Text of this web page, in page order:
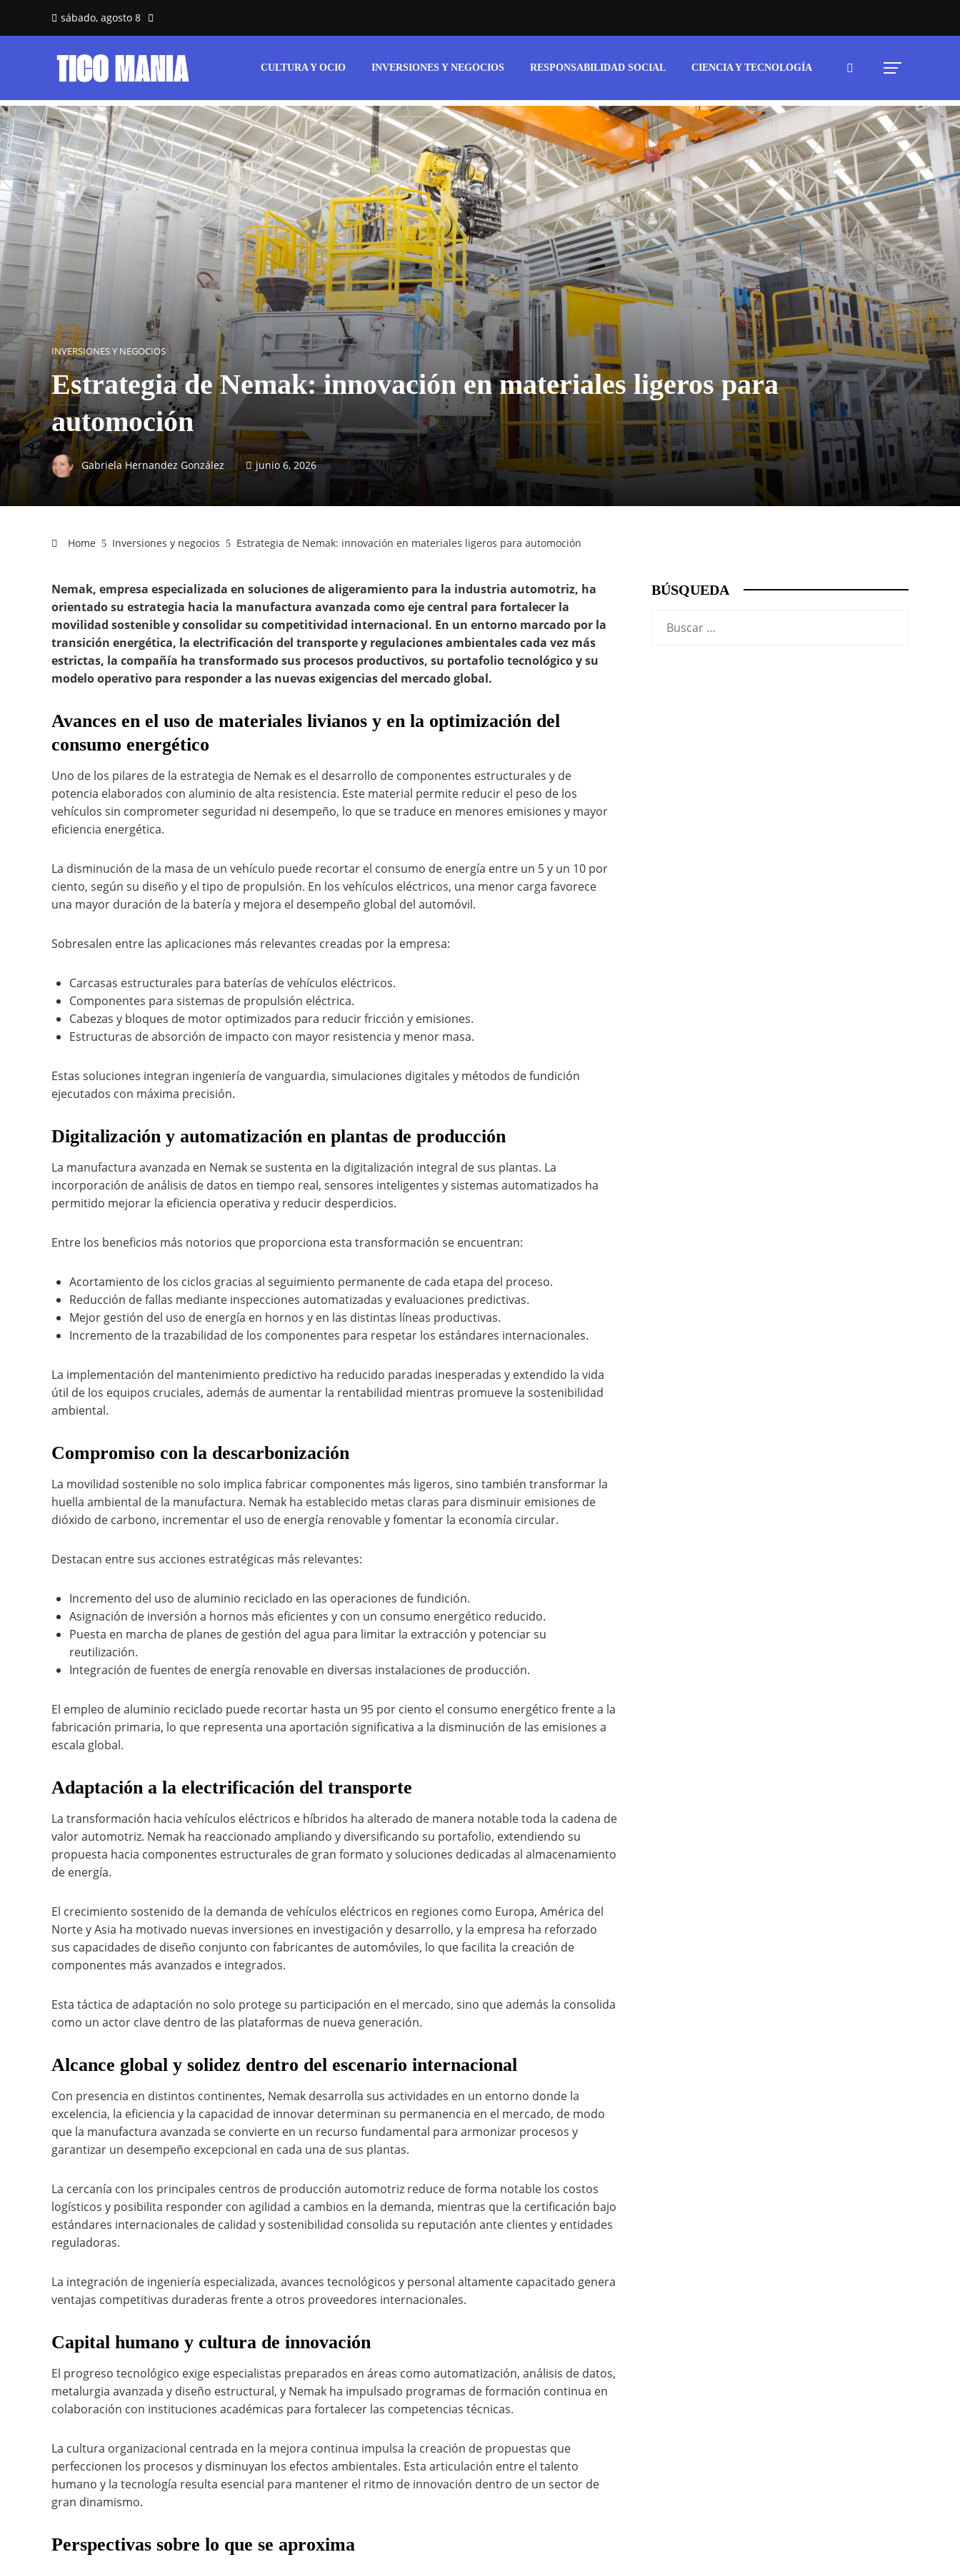
sábado, agosto 8
CULTURA Y OCIO INVERSIONES Y NEGOCIOS RESPONSABILIDAD SOCIAL CIENCIA Y TECNOLOGÍA
INVERSIONES Y NEGOCIOS
Estrategia de Nemak: innovación en materiales ligeros para
automoción
Gabriela Hernandez González junio 6, 2026
Home Inversiones y negocios Estrategia de Nemak: innovación en materiales ligeros para automoción
Nemak, empresa especializada en soluciones de aligeramiento para la industria automotriz, ha
orientado su estrategia hacia la manufactura avanzada como eje central para fortalecer la
movilidad sostenible y consolidar su competitividad internacional. En un entorno marcado por la
transición energética, la electrificación del transporte y regulaciones ambientales cada vez más
estrictas, la compañía ha transformado sus procesos productivos, su portafolio tecnológico y su
modelo operativo para responder a las nuevas exigencias del mercado global.
Avances en el uso de materiales livianos y en la optimización del
consumo energético
Uno de los pilares de la estrategia de Nemak es el desarrollo de componentes estructurales y de
potencia elaborados con aluminio de alta resistencia. Este material permite reducir el peso de los
vehículos sin comprometer seguridad ni desempeño, lo que se traduce en menores emisiones y mayor
eficiencia energética.
La disminución de la masa de un vehículo puede recortar el consumo de energía entre un 5 y un 10 por
ciento, según su diseño y el tipo de propulsión. En los vehículos eléctricos, una menor carga favorece
una mayor duración de la batería y mejora el desempeño global del automóvil.
Sobresalen entre las aplicaciones más relevantes creadas por la empresa:
Carcasas estructurales para baterías de vehículos eléctricos.
Componentes para sistemas de propulsión eléctrica.
Cabezas y bloques de motor optimizados para reducir fricción y emisiones.
Estructuras de absorción de impacto con mayor resistencia y menor masa.
Estas soluciones integran ingeniería de vanguardia, simulaciones digitales y métodos de fundición
ejecutados con máxima precisión.
Digitalización y automatización en plantas de producción
La manufactura avanzada en Nemak se sustenta en la digitalización integral de sus plantas. La
incorporación de análisis de datos en tiempo real, sensores inteligentes y sistemas automatizados ha
permitido mejorar la eficiencia operativa y reducir desperdicios.
Entre los beneficios más notorios que proporciona esta transformación se encuentran:
Acortamiento de los ciclos gracias al seguimiento permanente de cada etapa del proceso.
Reducción de fallas mediante inspecciones automatizadas y evaluaciones predictivas.
Mejor gestión del uso de energía en hornos y en las distintas líneas productivas.
Incremento de la trazabilidad de los componentes para respetar los estándares internacionales.
La implementación del mantenimiento predictivo ha reducido paradas inesperadas y extendido la vida
útil de los equipos cruciales, además de aumentar la rentabilidad mientras promueve la sostenibilidad
ambiental.
Compromiso con la descarbonización
La movilidad sostenible no solo implica fabricar componentes más ligeros, sino también transformar la
huella ambiental de la manufactura. Nemak ha establecido metas claras para disminuir emisiones de
dióxido de carbono, incrementar el uso de energía renovable y fomentar la economía circular.
Destacan entre sus acciones estratégicas más relevantes:
Incremento del uso de aluminio reciclado en las operaciones de fundición.
Asignación de inversión a hornos más eficientes y con un consumo energético reducido.
Puesta en marcha de planes de gestión del agua para limitar la extracción y potenciar su
reutilización.
Integración de fuentes de energía renovable en diversas instalaciones de producción.
El empleo de aluminio reciclado puede recortar hasta un 95 por ciento el consumo energético frente a la
fabricación primaria, lo que representa una aportación significativa a la disminución de las emisiones a
escala global.
Adaptación a la electrificación del transporte
La transformación hacia vehículos eléctricos e híbridos ha alterado de manera notable toda la cadena de
valor automotriz. Nemak ha reaccionado ampliando y diversificando su portafolio, extendiendo su
propuesta hacia componentes estructurales de gran formato y soluciones dedicadas al almacenamiento
de energía.
El crecimiento sostenido de la demanda de vehículos eléctricos en regiones como Europa, América del
Norte y Asia ha motivado nuevas inversiones en investigación y desarrollo, y la empresa ha reforzado
sus capacidades de diseño conjunto con fabricantes de automóviles, lo que facilita la creación de
componentes más avanzados e integrados.
Esta táctica de adaptación no solo protege su participación en el mercado, sino que además la consolida
como un actor clave dentro de las plataformas de nueva generación.
Alcance global y solidez dentro del escenario internacional
Con presencia en distintos continentes, Nemak desarrolla sus actividades en un entorno donde la
excelencia, la eficiencia y la capacidad de innovar determinan su permanencia en el mercado, de modo
que la manufactura avanzada se convierte en un recurso fundamental para armonizar procesos y
garantizar un desempeño excepcional en cada una de sus plantas.
La cercanía con los principales centros de producción automotriz reduce de forma notable los costos
logísticos y posibilita responder con agilidad a cambios en la demanda, mientras que la certificación bajo
estándares internacionales de calidad y sostenibilidad consolida su reputación ante clientes y entidades
reguladoras.
La integración de ingeniería especializada, avances tecnológicos y personal altamente capacitado genera
ventajas competitivas duraderas frente a otros proveedores internacionales.
Capital humano y cultura de innovación
El progreso tecnológico exige especialistas preparados en áreas como automatización, análisis de datos,
metalurgia avanzada y diseño estructural, y Nemak ha impulsado programas de formación continua en
colaboración con instituciones académicas para fortalecer las competencias técnicas.
La cultura organizacional centrada en la mejora continua impulsa la creación de propuestas que
perfeccionen los procesos y disminuyan los efectos ambientales. Esta articulación entre el talento
humano y la tecnología resulta esencial para mantener el ritmo de innovación dentro de un sector de
gran dinamismo.
Perspectivas sobre lo que se aproxima
BÚSQUEDA